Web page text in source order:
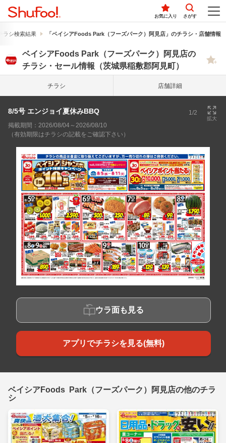
お気に入り さがす
ラシ検索結果 「ベイシアFoods Park（フーズパーク）阿見店」のチラシ・店舗情報
ベイシアFoods Park（フーズパーク）阿見店の
チラシ・セール情報（茨城県稲敷郡阿見町）
チラシ 店舗詳細
8/5号 エンジョイ夏休みBBQ 1/2
拡大
掲載期間：2026/08/04～2026/08/10
（有効期限はチラシの記載をご確認下さい）
ウラ面も見る
アプリでチラシを見る(無料)
ベイシアFoods Park（フーズパーク）阿見店の他のチラ
シ